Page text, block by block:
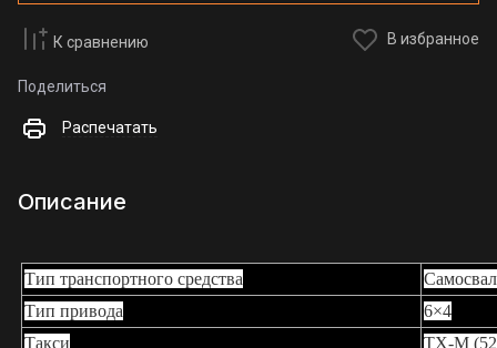
К сравнению В избранное
Поделиться
Распечатать
Описание
Тип транспортного средства
Самосвал
Тип привода
6×4
Такси
TX-M